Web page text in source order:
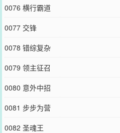
0076 横行霸道
0077 交锋
0078 错综复杂
0079 领主征召
0080 意外中招
0081 步步为营
0082 圣魂王